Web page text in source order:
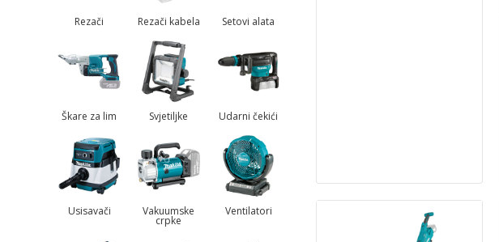
Rezači Rezači kabela Setovi alata
Škare za lim Svjetiljke Udarni čekići
Usisavači Vakuumske
crpke
Ventilatori